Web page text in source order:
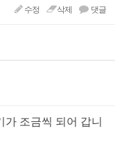
수정 삭제 댓글
조금씩 되어 갑니